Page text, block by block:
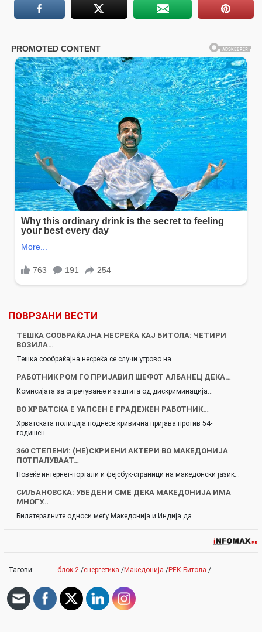
ПОВРЗАНИ ВЕСТИ
ТЕШКА СООБРАЌАЈНА НЕСРЕЌА КАЈ БИТОЛА: ЧЕТИРИ
ВОЗИЛА…
Тешка сообраќајна несреќа се случи утрово на…
РАБОТНИК РОМ ГО ПРИЈАВИЛ ШЕФОТ АЛБАНЕЦ ДЕКА…
Комисијата за спречување и заштита од дискриминација…
ВО ХРВАТСКА Е УАПСЕН Е ГРАДЕЖЕН РАБОТНИК…
Хрватската полиција поднесе кривична пријава против 54-
годишен…
360 СТЕПЕНИ: (НЕ)СКРИЕНИ АКТЕРИ ВО МАКЕДОНИЈА
ПОТПАЛУВААТ…
Повеќе интернет-портали и фејсбук-страници на македонски јазик…
СИЉАНОВСКА: УБЕДЕНИ СМЕ ДЕКА МАКЕДОНИЈА ИМА
МНОГУ…
Билатералните односи меѓу Македонија и Индија да…
Тагови: блок 2 /енергетика /Македонија /РЕК Битола /